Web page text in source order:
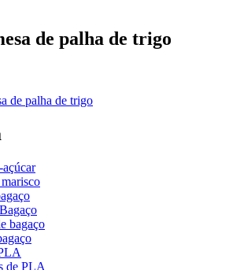
de palha de trigo
de palha de trigo
açúcar
bagaço
de PLA